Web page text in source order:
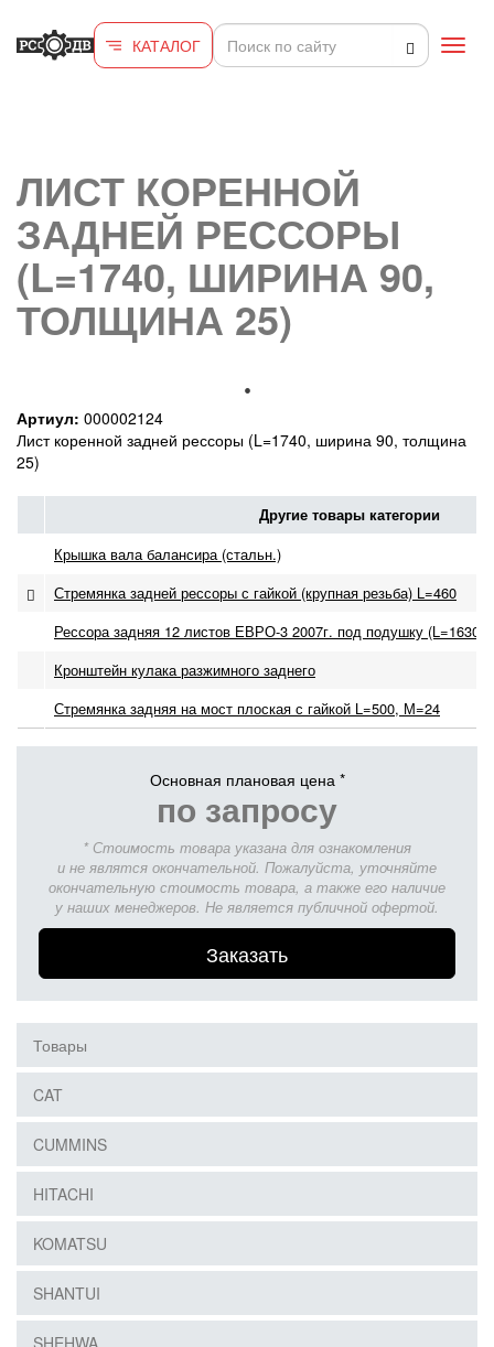
КАТАЛОГ
ЛИСТ КОРЕННОЙ
ЗАДНЕЙ РЕССОРЫ
(L=1740, ШИРИНА 90,
ТОЛЩИНА 25)
Артиул: 000002124
Лист коренной задней рессоры (L=1740, ширина 90, толщина
25)
Другие товары категории
Крышка вала балансира (стальн.)
Стремянка задней рессоры с гайкой (крупная резьба) L=460
Рессора задняя 12 листов ЕВРО-3 2007г. под подушку
Кронштейн кулака разжимного заднего
Стремянка задняя на мост плоская с гайкой L=500, М=24
Основная плановая цена *
по запросу
* Стоимость товара указана для ознакомления
и не являтся окончательной. Пожалуйста, уточняйте
окончательную стоимость товара, а также его наличие
у наших менеджеров. Не является публичной офертой.
Заказать
Товары
CAT
CUMMINS
HITACHI
KOMATSU
SHANTUI
SHEHWA